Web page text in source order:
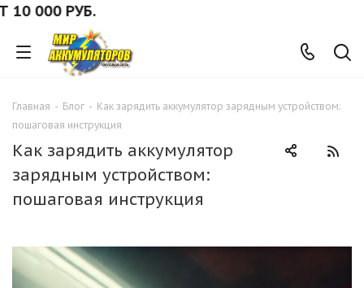
РУБ.
Главная - Блог - Как зарядить аккумулятор зарядным устройством:
пошаговая инструкция
Как зарядить аккумулятор
зарядным устройством:
пошаговая инструкция